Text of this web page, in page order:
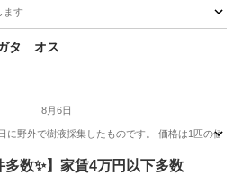
ます
その他
ガタ オス
8月6日
に野外で樹液採集したものです。 価格は1匹の
の他 ミヤマクワガタ
多数✨】家賃4万円以下多数